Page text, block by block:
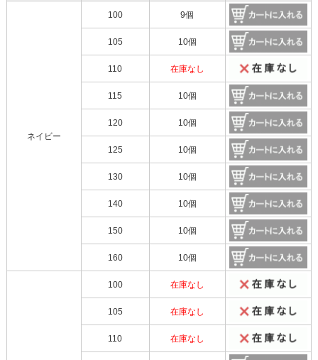
ネイビー
100 9個
105 10個
110 在庫なし
115 10個
120 10個
125 10個
130 10個
140 10個
150 10個
160 10個
100 在庫なし
105 在庫なし
110 在庫なし